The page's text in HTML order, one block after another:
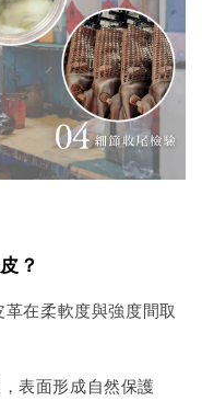
？
革在柔軟度與強度間取
表面形成自然保護